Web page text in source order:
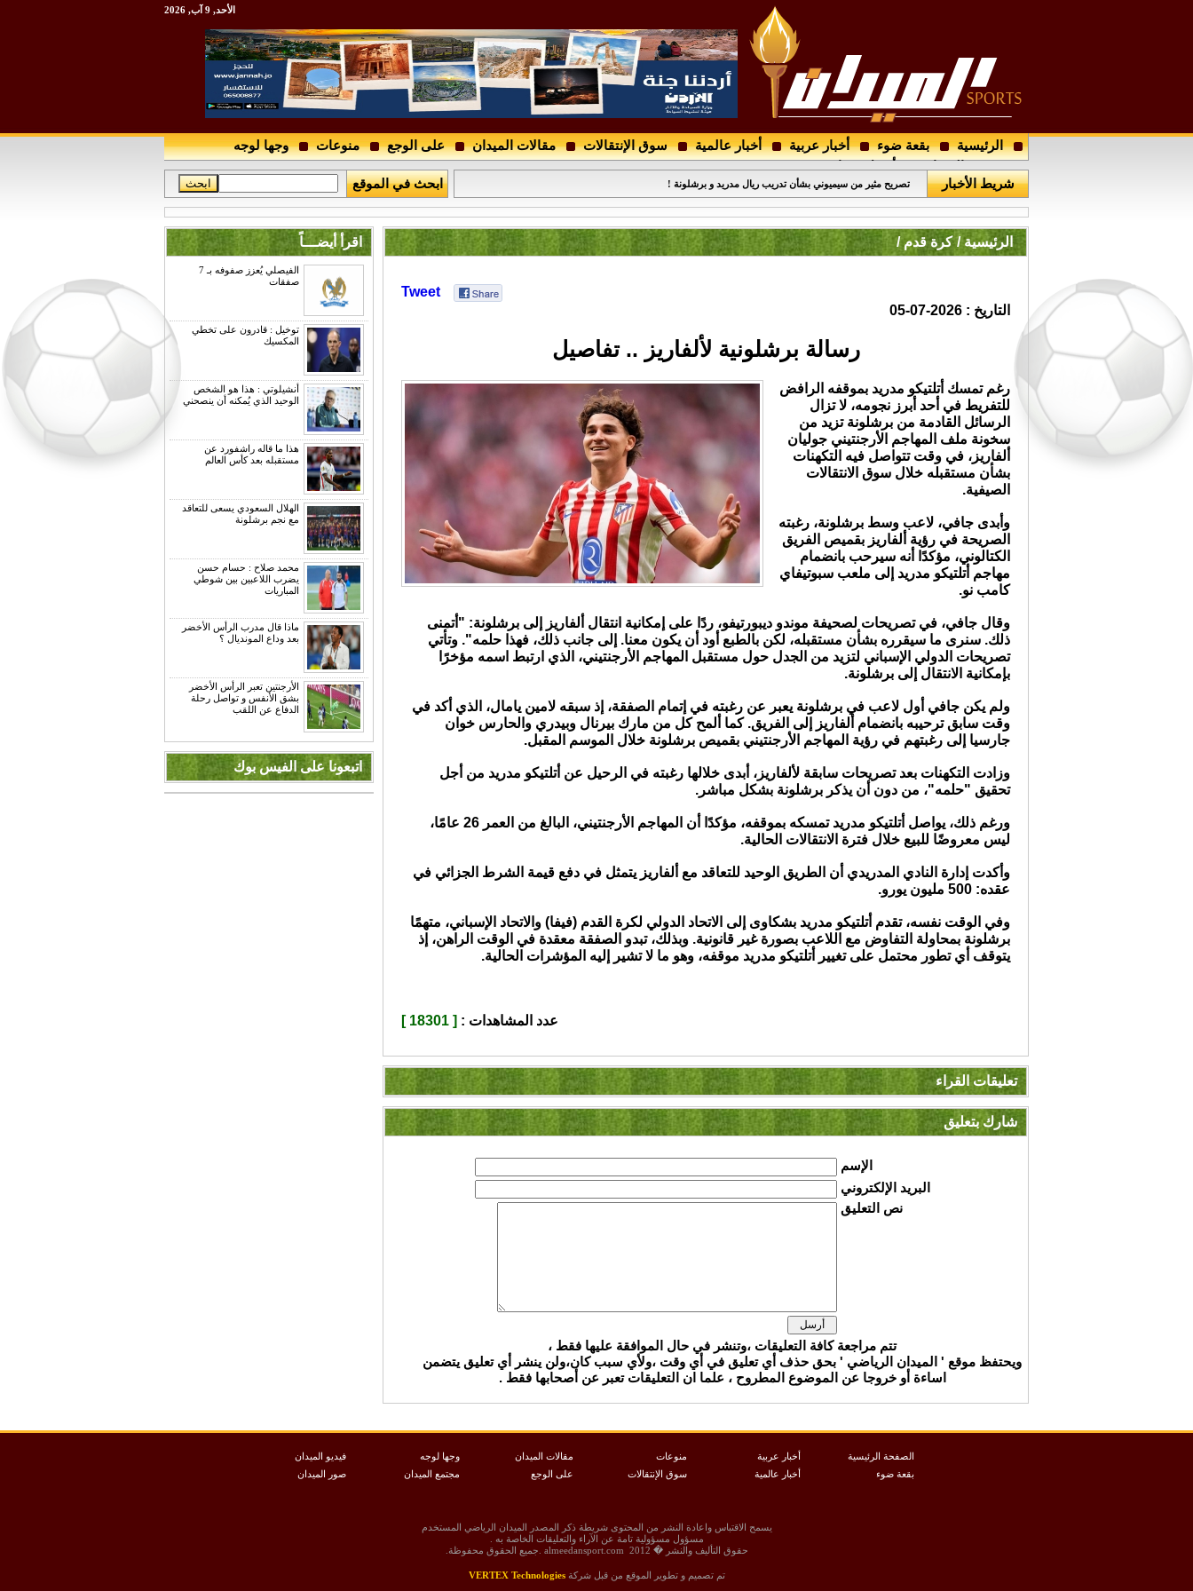
الأحد, 9 آب, 2026
الرئيسية بقعة ضوء أخبار عربية أخبار عالمية سوق الإنتقالات مقالات الميدان على الوجع منوعات
وجها لوجه
مجتمع الميدان
أرسل خبرا
شريط الأخبار
خضيرة يفاجئ ريال مدريد
تصريح مثير من سيميوني بشأن تدريب ريال مدريد و برشلونة ! ابحث في الموقع
الرئيسية / كرة قدم /
Tweet
التاريخ : 2026-07-05
رسالة برشلونية لألفاريز .. تفاصيل
رغم تمسك أتلتيكو مدريد بموقفه الرافض
للتفريط في أحد أبرز نجومه، لا تزال
الرسائل القادمة من برشلونة تزيد من
سخونة ملف المهاجم الأرجنتيني جوليان
ألفاريز، في وقت تتواصل فيه التكهنات
بشأن مستقبله خلال سوق الانتقالات
الصيفية.
وأبدى جافي، لاعب وسط برشلونة، رغبته
الصريحة في رؤية ألفاريز بقميص الفريق
الكتالوني، مؤكدًا أنه سيرحب بانضمام
مهاجم أتلتيكو مدريد إلى ملعب سبوتيفاي
كامب نو.
وقال جافي، في تصريحات لصحيفة موندو ديبورتيفو، ردًا على إمكانية انتقال ألفاريز إلى برشلونة: "أتمنى
ذلك. سنرى ما سيقرره بشأن مستقبله، لكن بالطبع أود أن يكون معنا. إلى جانب ذلك، فهذا حلمه". وتأتي
تصريحات الدولي الإسباني لتزيد من الجدل حول مستقبل المهاجم الأرجنتيني، الذي ارتبط اسمه مؤخرًا
بإمكانية الانتقال إلى برشلونة.
ولم يكن جافي أول لاعب في برشلونة يعبر عن رغبته في إتمام الصفقة، إذ سبقه لامين يامال، الذي أكد في
وقت سابق ترحيبه بانضمام ألفاريز إلى الفريق. كما ألمح كل من مارك بيرنال وبيدري والحارس خوان
جارسيا إلى رغبتهم في رؤية المهاجم الأرجنتيني بقميص برشلونة خلال الموسم المقبل.
وزادت التكهنات بعد تصريحات سابقة لألفاريز، أبدى خلالها رغبته في الرحيل عن أتلتيكو مدريد من أجل
تحقيق "حلمه"، من دون أن يذكر برشلونة بشكل مباشر.
ورغم ذلك، يواصل أتلتيكو مدريد تمسكه بموقفه، مؤكدًا أن المهاجم الأرجنتيني، البالغ من العمر 26 عامًا،
ليس معروضًا للبيع خلال فترة الانتقالات الحالية.
وأكدت إدارة النادي المدريدي أن الطريق الوحيد للتعاقد مع ألفاريز يتمثل في دفع قيمة الشرط الجزائي في
عقده: 500 مليون يورو.
وفي الوقت نفسه، تقدم أتلتيكو مدريد بشكاوى إلى الاتحاد الدولي لكرة القدم (فيفا) والاتحاد الإسباني، متهمًا
برشلونة بمحاولة التفاوض مع اللاعب بصورة غير قانونية. وبذلك، تبدو الصفقة معقدة في الوقت الراهن، إذ
يتوقف أي تطور محتمل على تغيير أتلتيكو مدريد موقفه، وهو ما لا تشير إليه المؤشرات الحالية.
عدد المشاهدات : [ 18301 ]
تعليقات القراء
شارك بتعليق
الإسم
البريد الإلكتروني
نص التعليق
تتم مراجعة كافة التعليقات ،وتنشر في حال الموافقة عليها فقط ،
ويحتفظ موقع ' الميدان الرياضي ' بحق حذف أي تعليق في أي وقت ،ولأي سبب كان،ولن ينشر أي تعليق يتضمن
اساءة أو خروجا عن الموضوع المطروح ، علما ان التعليقات تعبر عن أصحابها فقط .
اقرأ أيضـــاً
الفيصلي يُعزز صفوفه بـ 7
صفقات
توخيل : قادرون على تخطي
المكسيك
أنشيلوتي : هذا هو الشخص
الوحيد الذي يُمكنه أن ينصحني
هذا ما قاله راشفورد عن
مستقبله بعد كأس العالم
الهلال السعودي يسعى للتعاقد
مع نجم برشلونة
محمد صلاح : حسام حسن
يضرب اللاعبين بين شوطي
المباريات
ماذا قال مدرب الرأس الأخضر
بعد وداع المونديال ؟
الأرجنتين تعبر الرأس الأخضر
بشق الأنفس و تواصل رحلة
الدفاع عن اللقب
اتبعونا على الفيس بوك
الصفحة الرئيسية
بقعة ضوء
أخبار عربية
أخبار عالمية
منوعات
سوق الإنتقالات
مقالات الميدان
على الوجع
وجها لوجه
مجتمع الميدان
فيديو الميدان
صور الميدان
يسمح الاقتباس واعادة النشر من المحتوى شريطة ذكر المصدر الميدان الرياضي المستخدم
مسؤول مسؤولية تامة عن الآراء والتعليقات الخاصة به .
حقوق التأليف والنشر � 2012 ‏ almeedansport.com .جميع الحقوق محفوظة.
تم تصميم و تطوير الموقع من قبل شركةVERTEX Technologies